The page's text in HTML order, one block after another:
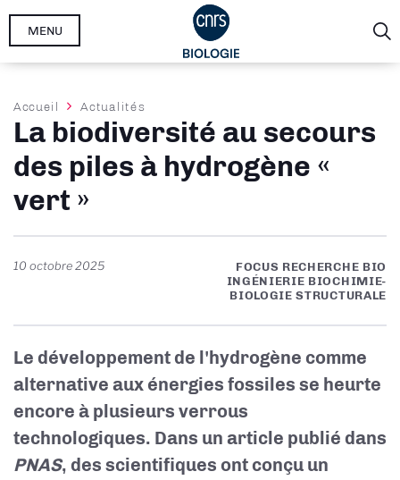
Aller
MENU
Fil
d'Ariane
Accueil Actualités
La biodiversité au secours
des piles à hydrogène «
vert »
10 octobre 2025
FOCUS RECHERCHE BIO
INGÉNIERIE BIOCHIMIE-
BIOLOGIE STRUCTURALE
Le développement de l'hydrogène comme
alternative aux énergies fossiles se heurte
encore à plusieurs verrous
technologiques. Dans un article publié dans
PNAS, des scientifiques ont conçu un